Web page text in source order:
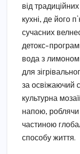
від
кухні, де його
сучасних
детокс-
вода з лимоном
для
за освіжаючий
культурна
напою,
частиною
способу життя.